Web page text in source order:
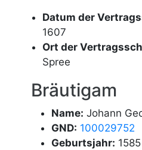
Datum der
1607
Ort der
Spree
Bräutigam
Name: Johann
GND: 100029752
Geburtsjahr: 1585